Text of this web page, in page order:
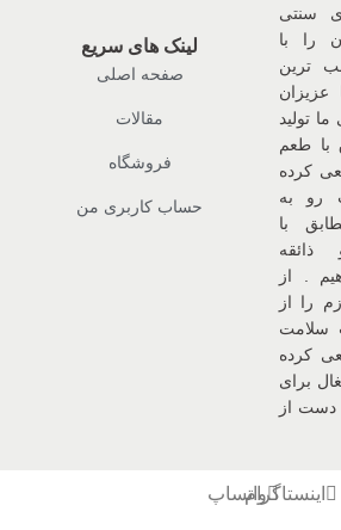
سنتی
را با
ترین
تولید
طعم
کرده
رو به
با
ذائقه
. از
لازم را از
سلامت
کرده
برای
دست از
لینک های سریع
صفحه اصلی
مقالات
فروشگاه
حساب کاربری من
اینستاگرامواتساپ